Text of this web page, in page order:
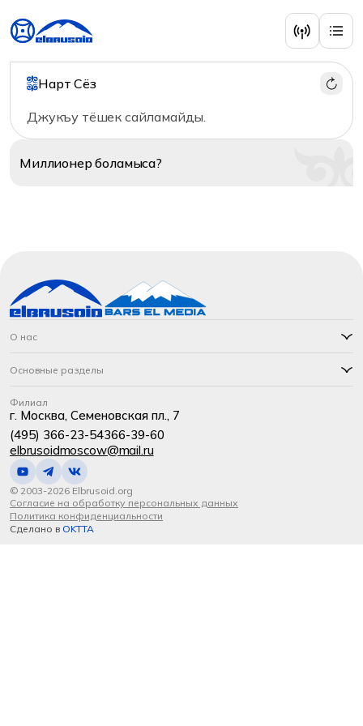
Нарт Сёз
Джукъу тёшек сайламайды.
Миллионерболамыса?
О нас
Основные разделы
Филиал
г. Москва, Семеновская пл., 7
(495) 366-23-54366-39-60
elbrusoidmoscow@mail.ru
© 2003-2026 Elbrusoid.org
Согласие на обработку персональных данных
Политика конфиденциальности
Сделано в OKTTA